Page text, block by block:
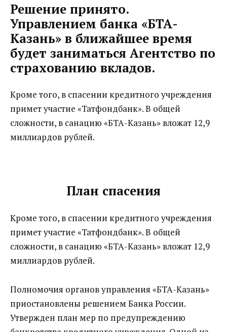
Решение принято.
Управлением банка «БТА-
Казань» в ближайшее время
будет заниматься Агентство по
страхованию вкладов.
Кроме того, в спасении кредитного учреждения
примет участие «Татфондбанк». В общей
сложности, в санацию «БТА-Казань» вложат 12,9
миллиардов рублей.
План спасения
Кроме того, в спасении кредитного учреждения
примет участие «Татфондбанк». В общей
сложности, в санацию «БТА-Казань» вложат 12,9
миллиардов рублей.
Полномочия органов управления «БТА-Казань»
приостановлены решением Банка России.
Утвержден план мер по предупреждению